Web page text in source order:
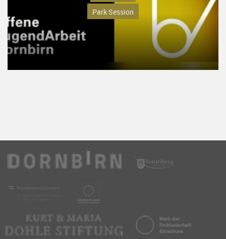
Park Session